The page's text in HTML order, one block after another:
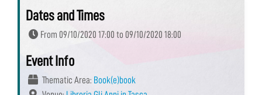
Dates and Times
From 09/10/2020 17:00 to 09/10/2020 18:00
Event Info
Thematic Area: Book(e)book